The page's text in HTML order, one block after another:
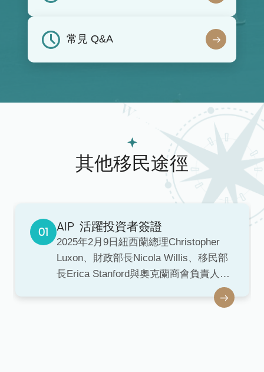
常見 Q&A
其他移民途徑
AIP 活躍投資者簽證
2025年2月9日紐西蘭總理Christopher
Luxon、財政部長Nicola Willis、移民部
長Erica Stanford與奧克蘭商會負責人
Simon Bridges在奧克蘭共同宣佈紐西蘭
投資移民政策重大變更，政府降低投資